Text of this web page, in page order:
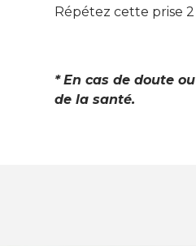
Répétez cette prise 2
* En cas de doute
de la santé.